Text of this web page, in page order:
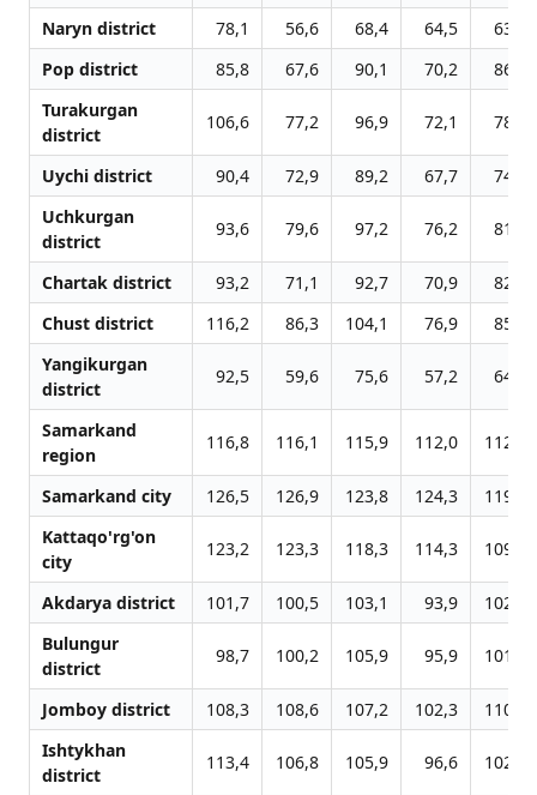
Naryn district 78,1 56,6 68,4 64,5
63,2
Pop district
85,8 67,6 90,1 70,2
86,0
Turakurgan
district
106,6 77,2 96,9 72,1 78,0
Uychi district 90,4 72,9 89,2 67,7
74,5
Uchkurgan
district
93,6 79,6 97,2 76,2 81,8
Chartak district 93,2 71,1 92,7 70,9
82,5
Chust district
116,2 86,3 104,1 76,9
85,6
Yangikurgan
district
92,5 59,6 75,6 57,2 64,0
Samarkand
region
116,8 116,1 115,9 112,0 112,3
Samarkand city 126,5 126,9 123,8 124,3
119,9
Kattaqo'rg'on
city
123,2 123,3 118,3 114,3 109,8
Akdarya district 101,7 100,5 103,1 93,9
102,0
Bulungur
district
98,7 100,2 105,9 95,9 101,3
Jomboy district 108,3 108,6 107,2 102,3
110,7
Ishtykhan
district
113,4 106,8 105,9 96,6 102,1